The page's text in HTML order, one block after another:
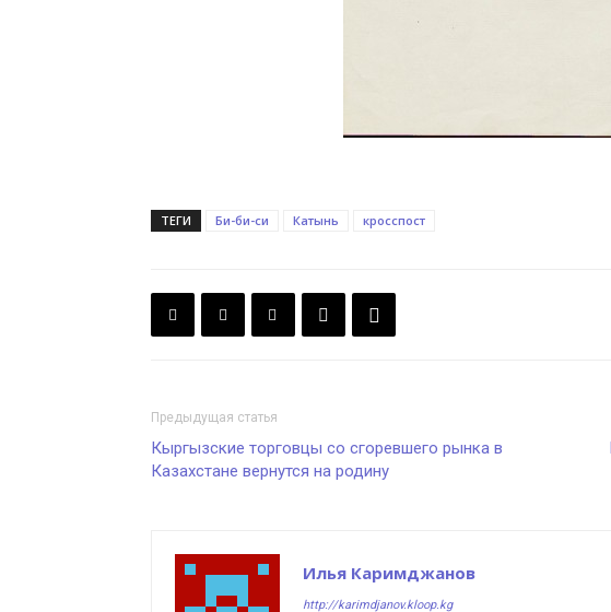
ТЕГИ Би-би-си Катынь кросспост
Предыдущая статья
Кыргызские торговцы со сгоревшего рынка в
Казахстане вернутся на родину
Илья Каримджанов
http://karimdjanov.kloop.kg